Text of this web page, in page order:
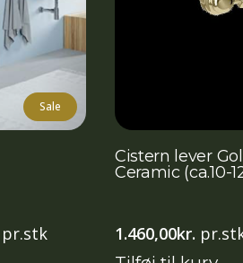
Sale
Den
aktuelle
pr.stk
Cistern lever
Ceramic (ca.10-
1.460,00kr.